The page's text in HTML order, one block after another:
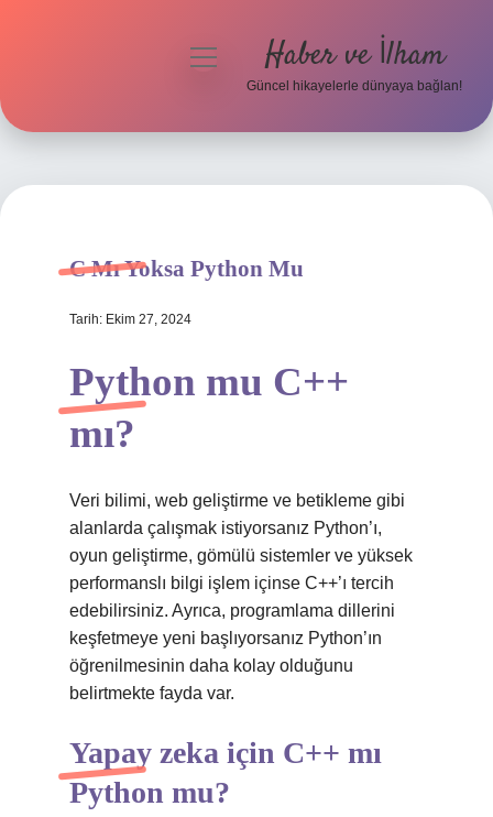
Hakkımızda
menüyü
Haber ve İlham
Güncel hikayelerle dünyaya bağlan!
C Mı Yoksa Python Mu
Tarih: Ekim 27, 2024
Python mu C++
mı?
Veri bilimi, web geliştirme ve betikleme gibi
alanlarda çalışmak istiyorsanız Python’ı,
oyun geliştirme, gömülü sistemler ve yüksek
performanslı bilgi işlem içinse C++’ı tercih
edebilirsiniz. Ayrıca, programlama dillerini
keşfetmeye yeni başlıyorsanız Python’ın
öğrenilmesinin daha kolay olduğunu
belirtmekte fayda var.
Yapay zeka için C++ mı
Python mu?